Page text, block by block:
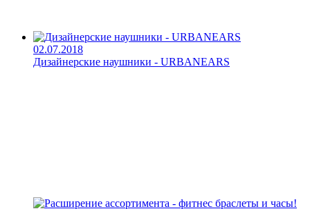
02.07.2018
Дизайнерские наушники - URBANEARS